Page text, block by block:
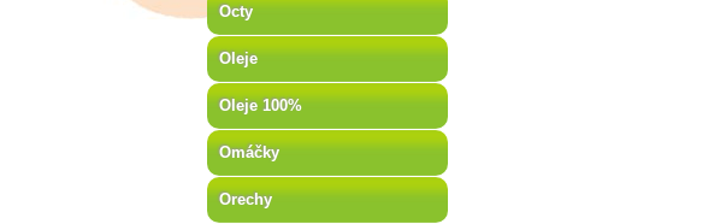
Octy
Oleje
Oleje 100%
Omáčky
Orechy